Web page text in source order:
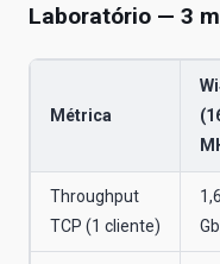
Laboratório — 3
Métrica
Throughput
TCP (1 cliente)